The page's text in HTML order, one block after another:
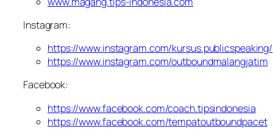
Instagram:
https://www.instagram.com/kursus.publicspeaking/
https://www.instagram.com/outboundmalangjatim
Facebook:
https://www.facebook.com/coach.tipsindonesia
https://www.facebook.com/tempatoutboundpacet